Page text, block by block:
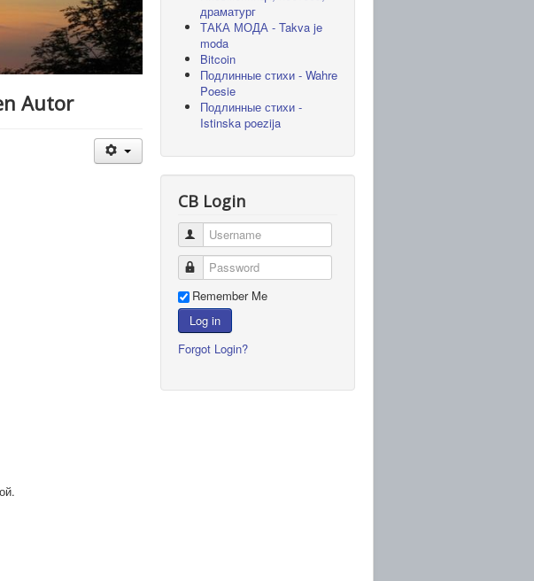
Autor
драматург
ТАКА МОДА - Takva je
moda
Bitcoin
Подлинные стихи - Wahre
Poesie
Подлинные стихи -
Istinska poezija
CB Login
Remember Me
Log in
Forgot Login?